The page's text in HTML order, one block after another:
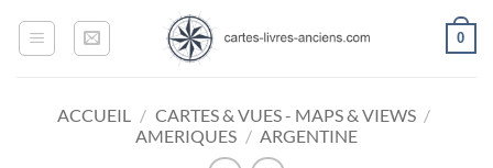
0
ACCUEIL / CARTES & VUES - MAPS & VIEWS /
AMERIQUES / ARGENTINE